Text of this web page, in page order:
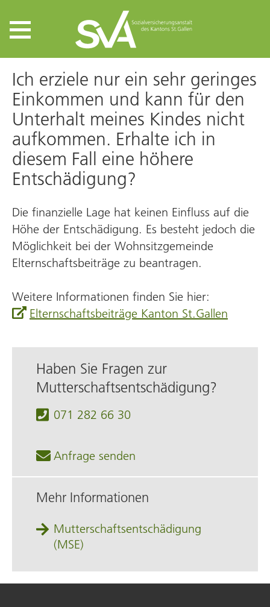
Ich erziele nur ein sehr geringes
Einkommen und kann für den
Unter­halt meines Kindes nicht
auf­kommen. Erhalte ich in
diesem Fall eine höhere
Entschädigung?
Die finanzielle Lage hat keinen Einfluss auf die
Höhe der Entschädigung. Es besteht jedoch die
Möglichkeit bei der Wohnsitzgemeinde
Elternschaftsbeiträge zu beantragen.
Weitere Informationen finden Sie hier:
Elternschaftsbeiträge Kanton St.Gallen
Haben Sie Fragen zur
Mutterschafts­entschädigung?
071 282 66 30
Anfrage senden
Mehr Informationen
Mutter­schafts­entschädigung
(MSE)